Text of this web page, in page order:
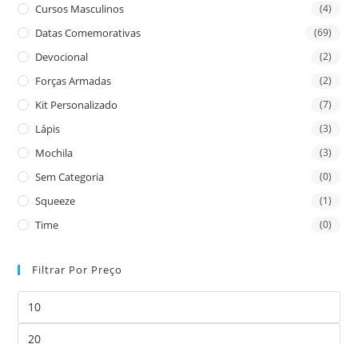
Cursos Masculinos (4)
Datas Comemorativas (69)
Devocional (2)
Forças Armadas (2)
Kit Personalizado (7)
Lápis (3)
Mochila (3)
Sem Categoria (0)
Squeeze (1)
Time (0)
Filtrar Por Preço